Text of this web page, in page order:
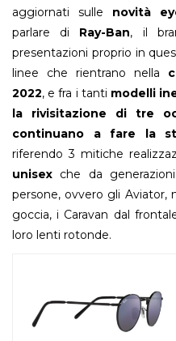
aggiornati sulle novità
parlare di Ray-Ban, il
presentazioni proprio in
linee che rientrano nella
2022, e fra i tanti modelli
la rivisitazione di tre
continuano a fare la
riferendo 3 mitiche
unisex che da
persone, ovvero gli Aviator,
goccia, i Caravan dal
loro lenti rotonde.